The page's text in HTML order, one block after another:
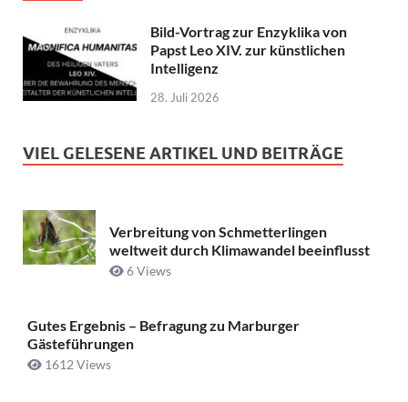
Bild-Vortrag zur Enzyklika von
Papst Leo XIV. zur künstlichen
Intelligenz
28. Juli 2026
VIEL GELESENE ARTIKEL UND BEITRÄGE
Verbreitung von Schmetterlingen
weltweit durch Klimawandel beeinflusst
6 Views
Gutes Ergebnis – Befragung zu Marburger
Gästeführungen
1612 Views